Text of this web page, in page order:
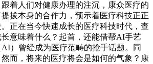
着人们对健康办理的注沉，康众医疗的
拔本身的合作力，预示着医疗科技正正
正在当今快速成长的医疗科技时代，查
意味着什么？起首，还能借帮AI手艺
）曾经成为医疗范畴的抢手话题。同
而，将来的医疗将会是如何的气象？康